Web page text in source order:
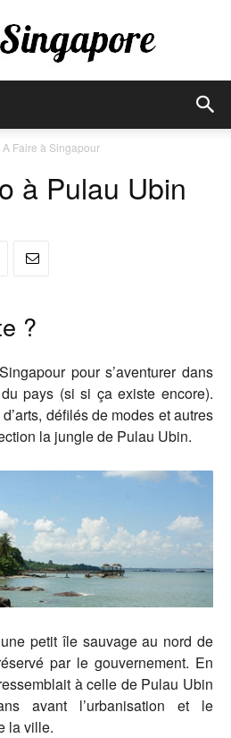
Singapore
A Faire à Singapour
à Pulau Ubin
?
pour s’aventurer dans
pays (si si ça existe encore).
défilés de modes et autres
la jungle de Pulau Ubin.
petit île sauvage au nord de
par le gouvernement. En
à celle de Pulau Ubin
avant l’urbanisation et le
la ville.